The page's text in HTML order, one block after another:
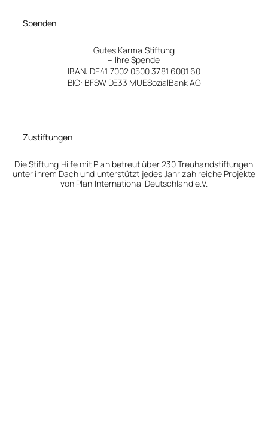
Spenden
Gutes Karma Stiftung
– Ihre Spende
IBAN: DE41 7002 0500 3781 6001 60
BIC: BFSW DE33 MUESozialBank AG
Zustiftungen
Die Stiftung Hilfe mit Plan betreut über 230 Treuhandstiftungen
unter ihrem Dach und unterstützt jedes Jahr zahlreiche Projekte
von Plan International Deutschland e.V.